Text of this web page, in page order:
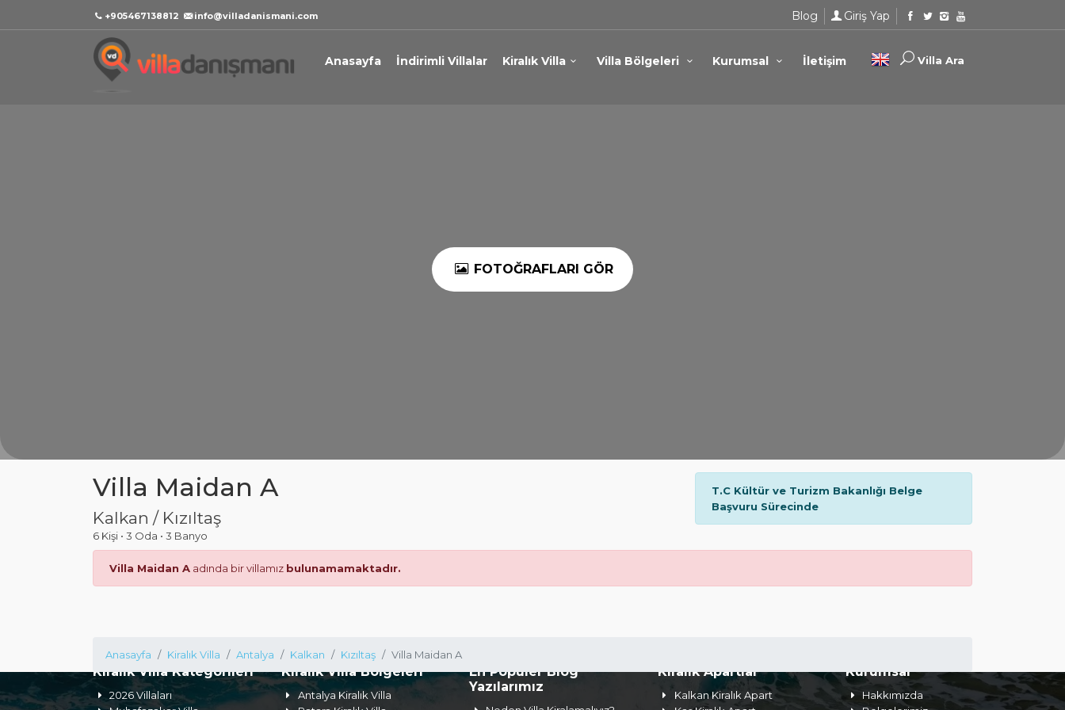
+905467138812 info@villadanismani.com Blog Giriş Yap
Anasayfa İndirimli Villalar Kiralık Villa Villa Bölgeleri Kurumsal İletişim Villa Ara
FOTOĞRAFLARI GÖR
Villa Maidan A
Kalkan / Kızıltaş
6 Kişi • 3 Oda • 3 Banyo
T.C Kültür ve Turizm Bakanlığı Belge
Başvuru Sürecinde
Villa Maidan A adında bir villamız bulunamamaktadır.
Anasayfa Kiralık Villa Antalya Kalkan Kızıltaş Villa Maidan A
Kiralık Villa Kategorileri
2026 Villaları
Kiralık Villa Bölgeleri
Antalya Kiralık Villa
En Popüler Blog
Yazılarımız
Kiralık Apartlar
Kalkan Kiralık Apart
Kurumsal
Hakkımızda